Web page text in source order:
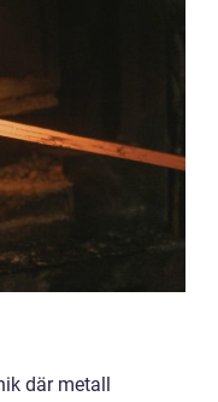
där metall